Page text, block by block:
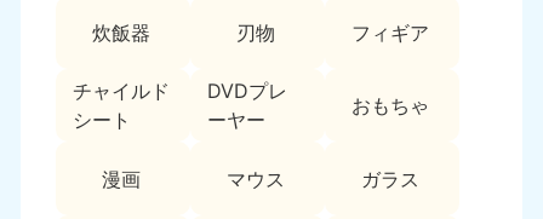
炊飯器 刃物 フィギア
チャイルド
シート
DVDプレ
ーヤー
おもちゃ
漫画 マウス ガラス
奈良県
050-1881-5249
三重県
050-1881-5254
滋賀県
9:00〜19:00 年中無休 9:00〜19:00 年中無休